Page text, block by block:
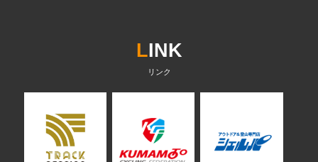
LINK